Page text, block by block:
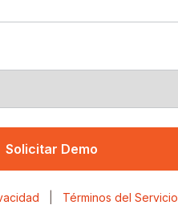
Solicitar Demo
Términos del Servicio